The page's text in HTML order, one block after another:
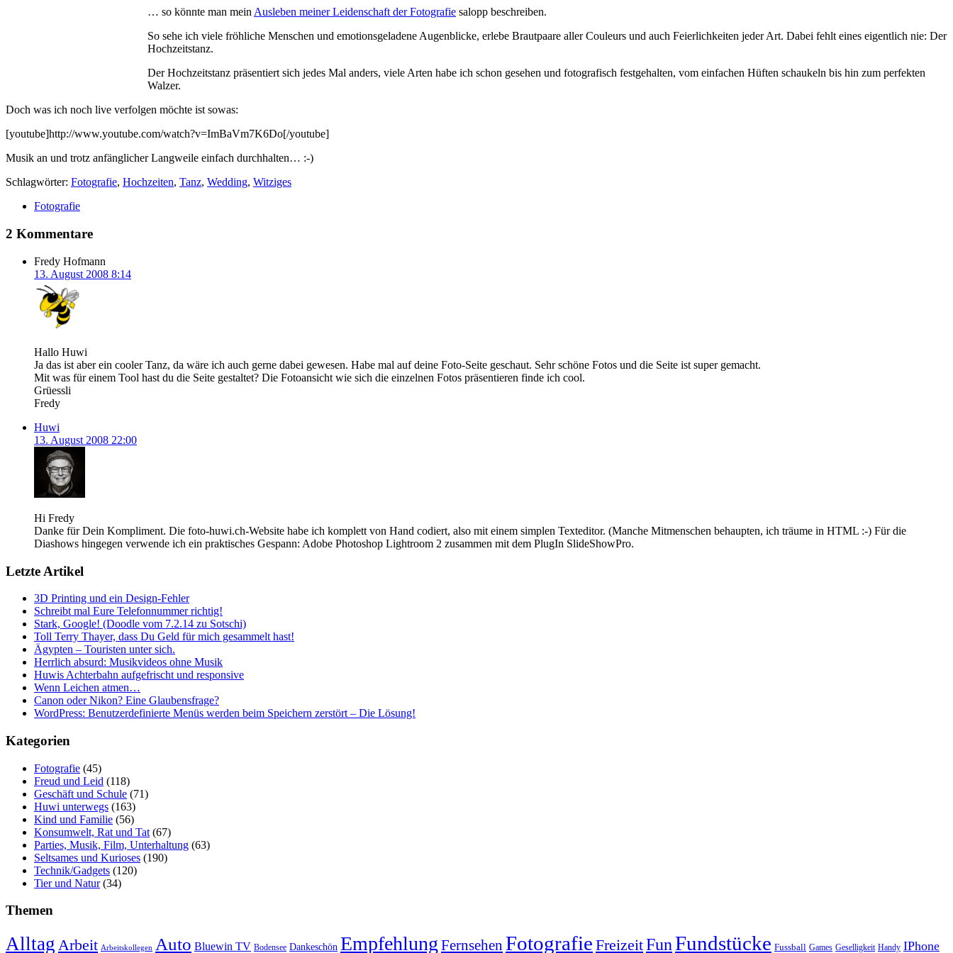
… so könnte man meinAusleben meiner Leidenschaft der Fotografie salopp beschreiben.
So sehe ich viele fröhliche Menschen und emotionsgeladene Augenblicke, erlebe Brautpaare aller Couleurs und auch Feierlichkeiten jeder Art. Dabei fehlt eines eigentlich nie: Der
Hochzeitstanz.
Der Hochzeitstanz präsentiert sich jedes Mal anders, viele Arten habe ich schon gesehen und fotografisch festgehalten, vom einfachen Hüften schaukeln bis hin zum perfekten
Walzer.
Doch was ich noch live verfolgen möchte ist sowas:
[youtube]http://www.youtube.com/watch?v=ImBaVm7K6Do[/youtube]
Musik an und trotz anfänglicher Langweile einfach durchhalten… :-)
Schlagwörter: Fotografie, Hochzeiten, Tanz, Wedding, Witziges
Fotografie
2 Kommentare
Fredy Hofmann
13. August 2008 8:14
Hallo Huwi
Ja das ist aber ein cooler Tanz, da wäre ich auch gerne dabei gewesen. Habe mal auf deine Foto-Seite geschaut. Sehr schöne Fotos und die Seite ist super gemacht.
Mit was für einem Tool hast du die Seite gestaltet? Die Fotoansicht wie sich die einzelnen Fotos präsentieren finde ich cool.
Grüessli
Fredy
Huwi
13. August 2008 22:00
Hi Fredy
Danke für Dein Kompliment. Die foto-huwi.ch-Website habe ich komplett von Hand codiert, also mit einem simplen Texteditor. (Manche Mitmenschen behaupten, ich träume in HTML :-) Für die
Diashows hingegen verwende ich ein praktisches Gespann: Adobe Photoshop Lightroom 2 zusammen mit dem PlugIn SlideShowPro.
Letzte Artikel
3D Printing und ein Design-Fehler
Schreibt mal Eure Telefonnummer richtig!
Stark, Google! (Doodle vom 7.2.14 zu Sotschi)
Toll Terry Thayer, dass Du Geld für mich gesammelt hast!
Ägypten – Touristen unter sich.
Herrlich absurd: Musikvideos ohne Musik
Huwis Achterbahn aufgefrischt und responsive
Wenn Leichen atmen…
Canon oder Nikon? Eine Glaubensfrage?
WordPress: Benutzerdefinierte Menüs werden beim Speichern zerstört – Die Lösung!
Kategorien
Fotografie (45)
Freud und Leid (118)
Geschäft und Schule (71)
Huwi unterwegs (163)
Kind und Familie (56)
Konsumwelt, Rat und Tat (67)
Parties, Musik, Film, Unterhaltung (63)
Seltsames und Kurioses (190)
Technik/Gadgets (120)
Tier und Natur(34)
Themen
Alltag Arbeit Arbeitskollegen Auto Bluewin TV Bodensee Dankeschön Empfehlung Fernsehen Fotografie FreizeitFunFundstücke Fussball Games Geselligkeit Handy IPhone